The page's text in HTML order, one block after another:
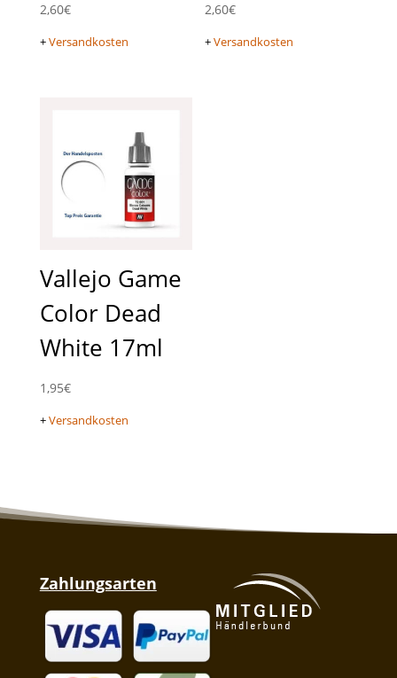
2,60€
+Versandkosten
2,60€
+Versandkosten
Vallejo Game
Color Dead
White 17ml
1,95€
+Versandkosten
Zahlungsarten